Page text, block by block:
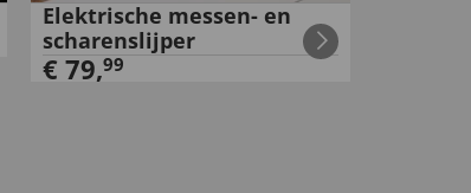
Elektrische messen- en
scharenslijper
€ 79,99